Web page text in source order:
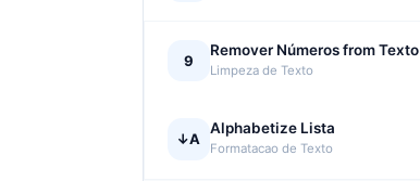
9
Remover Números from Texto
Limpeza de Texto
↓A
Alphabetize Lista
Formatacao de Texto